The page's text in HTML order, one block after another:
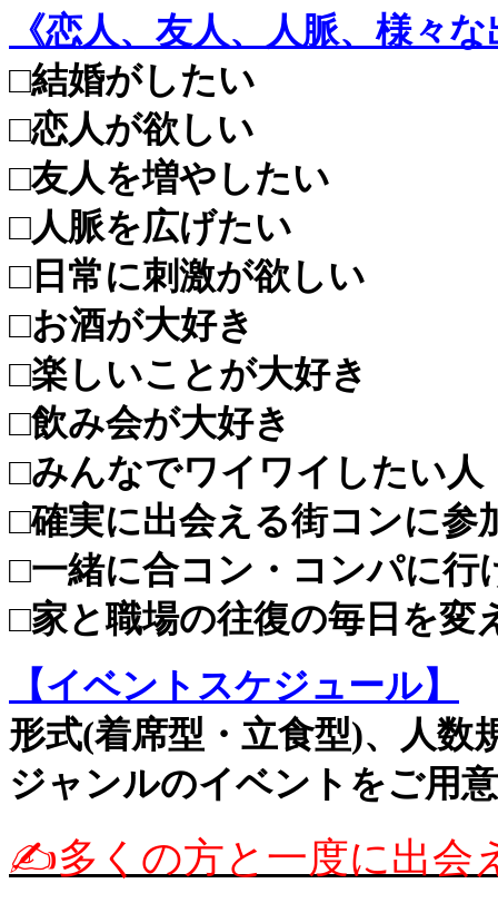
《恋人、友人、人脈、様々
□結婚がしたい
□恋人が欲しい
□友人を増やしたい
□人脈を広げたい
□日常に刺激が欲しい
□お酒が大好き
□楽しいことが大好き
□飲み会が大好き
□みんなでワイワイしたい人
□確実に出会える街コンに参
□一緒に合コン・コンパに行
□家と職場の往復の毎日を変
【イベントスケジュール】
形式(着席型・立食型)、人数
ジャンルのイベントをご用
✍️多くの方と一度に出会